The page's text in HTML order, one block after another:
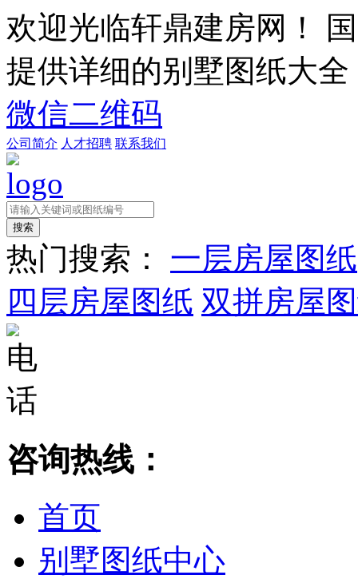
欢迎光临轩鼎建房网！
提供详细的别墅图纸大
微信二维码
公司简介 人才招聘 联系我们
热门搜索： 一层房屋图纸
四层房屋图纸 双拼房屋
咨询热线：
首页
别墅图纸中心